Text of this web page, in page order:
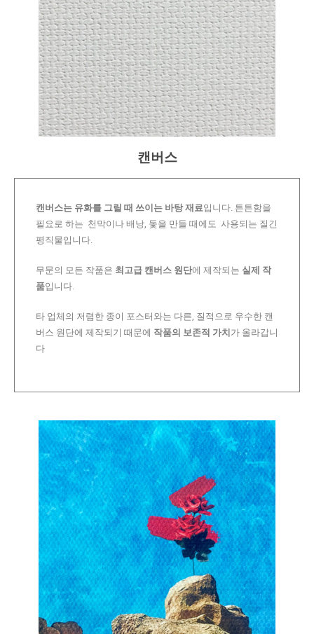
캔버스
캔버스는 유화를 그릴 때 쓰이는 바탕 재료입니다. 튼튼함을
필요로 하는 천막이나 배낭, 돛을 만들 때에도 사용되는 질긴
평직물입니다.
무문의 모든 작품은 최고급 캔버스 원단에 제작되는 실제 작
품입니다.
타 업체의 저렴한 종이 포스터와는 다른, 질적으로 우수한 캔
버스 원단에 제작되기 때문에 작품의 보존적 가치 가 올라갑니
다